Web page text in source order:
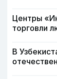
Центры
торговли
В